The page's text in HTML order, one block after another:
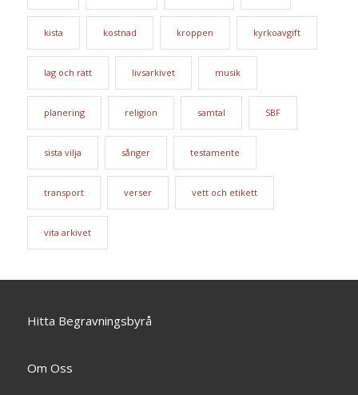
kista kostnad kroppen kyrkoavgift
lag och rätt livsarkivet musik
planering religion samtal SBF
sista vilja sånger testamente
transport verser vett och etikett
vita arkivet
Hitta Begravningsbyrå
Om Oss